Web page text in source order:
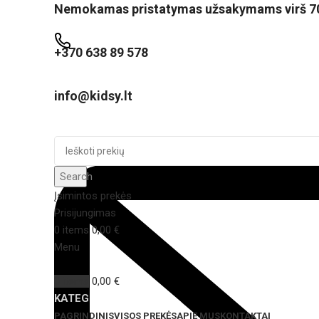
Nemokamas pristatymas užsakymams virš
+370 638 89 578
info@kidsy.lt
Search
Įsimintos prekės
Prisijungimas
0 items 0,00 €
Menu
0,00 €
KATEGORIJOS
PAGRINDINISVISOS PREKĖSAPIE MUSKONTAKTAI